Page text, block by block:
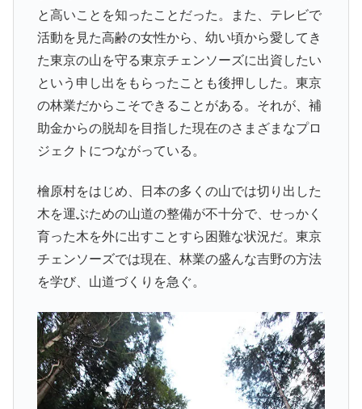
と高いことを知ったことだった。また、テレビで
活動を見た高齢の女性から、幼い頃から愛してき
た東京の山を守る東京チェンソーズに出資したい
という申し出をもらったことも後押しした。東京
の林業だからこそできることがある。それが、補
助金からの脱却を目指した現在のさまざまなプロ
ジェクトにつながっている。
檜原村をはじめ、日本の多くの山では切り出した
木を運ぶための山道の整備が不十分で、せっかく
育った木を外に出すことすら困難な状況だ。東京
チェンソーズでは現在、林業の盛んな吉野の方法
を学び、山道づくりを急ぐ。